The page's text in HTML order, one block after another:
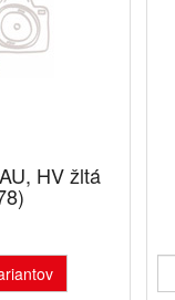
HV žltá